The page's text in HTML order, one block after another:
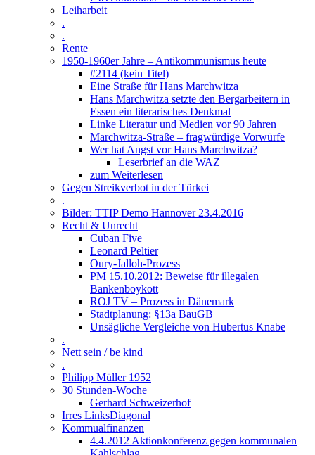
Leiharbeit
.
.
Rente
1950-1960er Jahre – Antikommunismus heute
#2114 (kein Titel)
Eine Straße für Hans Marchwitza
Hans Marchwitza setzte den Bergarbeitern in
Essen ein literarisches Denkmal
Linke Literatur und Medien vor 90 Jahren
Marchwitza-Straße – fragwürdige Vorwürfe
Wer hat Angst vor Hans Marchwitza?
Leserbrief an die WAZ
zum Weiterlesen
Gegen Streikverbot in der Türkei
.
Bilder: TTIP Demo Hannover 23.4.2016
Recht & Unrecht
Cuban Five
Leonard Peltier
Oury-Jalloh-Prozess
PM 15.10.2012: Beweise für illegalen
Bankenboykott
ROJ TV – Prozess in Dänemark
Stadtplanung: §13a BauGB
Unsägliche Vergleiche von Hubertus Knabe
.
Nett sein / be kind
.
Philipp Müller 1952
30 Stunden-Woche
Gerhard Schweizerhof
Irres LinksDiagonal
Kommualfinanzen
4.4.2012 Aktionkonferenz gegen kommunalen